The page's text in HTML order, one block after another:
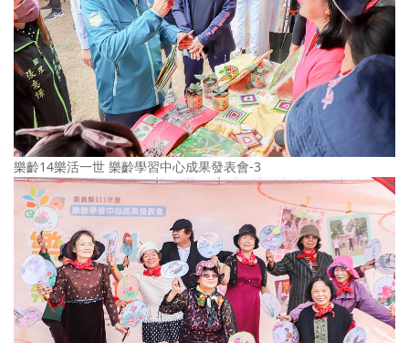
樂齡14樂活一世 樂齡學習中心成果發表會-3